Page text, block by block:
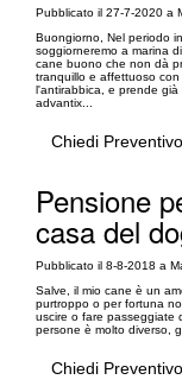
Pubblicato il 27-7-2020 a
Buongiorno, Nel periodo
soggiorneremo a marina
cane buono che non dà
tranquillo e affettuoso
l'antirabbica, e prende
advantix...
Chiedi
Pensione
casa del
Pubblicato il 8-8-2018 a
Salve, il mio cane è un
purtroppo o per fortuna
uscire o fare passeggiate
persone è molto diverso,
Chiedi